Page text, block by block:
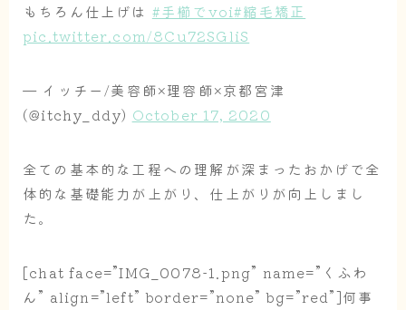
もちろん仕上げは #手櫛でvoi#縮毛矯正
pic.twitter.com/8Cu72SGliS
— イッチー/美容師×理容師×京都宮津
(@itchy_ddy) October 17, 2020
全ての基本的な工程への理解が深まったおかげで全
体的な基礎能力が上がり、仕上がりが向上しまし
た。
[chat face=”IMG_0078-1.png” name=”くふわ
ん” align=”left” border=”none” bg=”red”]何事